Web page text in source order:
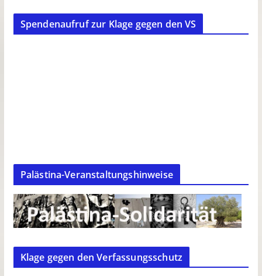
Spendenaufruf zur Klage gegen den VS
Palästina-Veranstaltungshinweise
Klage gegen den Verfassungsschutz